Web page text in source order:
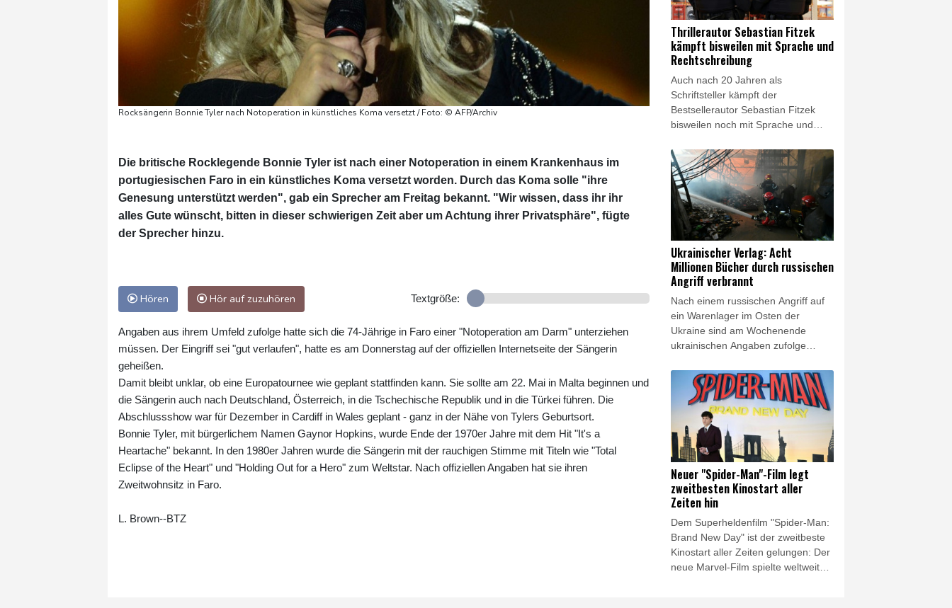
Rocksängerin Bonnie Tyler nach Notoperation in künstliches Koma versetzt / Foto: © AFP/Archiv
Die britische Rocklegende Bonnie Tyler ist nach einer Notoperation in einem Krankenhaus im
portugiesischen Faro in ein künstliches Koma versetzt worden. Durch das Koma solle "ihre
Genesung unterstützt werden", gab ein Sprecher am Freitag bekannt. "Wir wissen, dass ihr ihr
alles Gute wünscht, bitten in dieser schwierigen Zeit aber um Achtung ihrer Privatsphäre", fügte
der Sprecher hinzu.
Hören Hör auf zuzuhören Textgröße:
Angaben aus ihrem Umfeld zufolge hatte sich die 74-Jährige in Faro einer "Notoperation am Darm" unterziehen
müssen. Der Eingriff sei "gut verlaufen", hatte es am Donnerstag auf der offiziellen Internetseite der Sängerin
geheißen.
Damit bleibt unklar, ob eine Europatournee wie geplant stattfinden kann. Sie sollte am 22. Mai in Malta beginnen und
die Sängerin auch nach Deutschland, Österreich, in die Tschechische Republik und in die Türkei führen. Die
Abschlussshow war für Dezember in Cardiff in Wales geplant - ganz in der Nähe von Tylers Geburtsort.
Bonnie Tyler, mit bürgerlichem Namen Gaynor Hopkins, wurde Ende der 1970er Jahre mit dem Hit "It's a
Heartache" bekannt. In den 1980er Jahren wurde die Sängerin mit der rauchigen Stimme mit Titeln wie "Total
Eclipse of the Heart" und "Holding Out for a Hero" zum Weltstar. Nach offiziellen Angaben hat sie ihren
Zweitwohnsitz in Faro.
L. Brown--BTZ
Paradis' Agent am Donnerstag in
einer Erklärung mit. Paradis und
Benchetrit hatten am 30. Juni 2018
geheiratet.
Thrillerautor Sebastian Fitzek
kämpft bisweilen mit Sprache und
Rechtschreibung
Auch nach 20 Jahren als
Schriftsteller kämpft der
Bestsellerautor Sebastian Fitzek
bisweilen noch mit Sprache und
zu viele Sätze mit einem Komma
und 'dass'", sagte der 54-jährige der
"Neuen Osnabrücker Zeitung" laut
Mitteilung vom Dienstag. Schon
häufiger sei ihm zudem ein
bestimmter Rechtschreibfehler
unterlaufen. "Der ist sogar auch
schon gedruckt worden:
'Schweinwerfer'."
Ukrainischer Verlag: Acht
Millionen Bücher durch russischen
Angriff verbrannt
Nach einem russischen Angriff auf
ein Warenlager im Osten der
Ukraine sind am Wochenende
ukrainischen Angaben zufolge
als acht Millionen Bücher wurden in
dem Feuer zerstört, darunter
Lehrbücher für Kinder", teilte der
Verlag Ranok am Montag in
Onlinenetzwerken mit. Es handele
sich um "den größten Verlust in der
ukrainischen Buchinfrastruktur" seit
Beginn des russischen
Angriffskriegs im Februar 2022.
Neuer "Spider-Man"-Film legt
zweitbesten Kinostart aller
Zeiten hin
Dem Superheldenfilm "Spider-Man:
Brand New Day" ist der zweitbeste
Kinostart aller Zeiten gelungen: Der
neue Marvel-Film spielte weltweit